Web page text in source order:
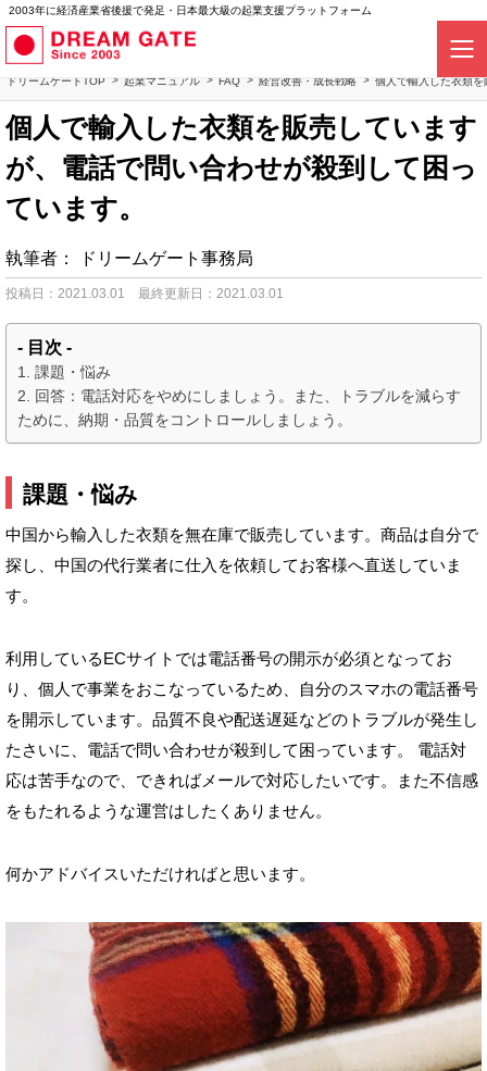
2003年に経済産業省後援で発足・日本最大級の起業支援プラットフォーム
ドリームゲートTOP 起業マニュアル FAQ 経営改善・成長戦略 個人で輸入した衣類
個人で輸入した衣類を販売しています
が、電話で問い合わせが殺到して困っ
ています。
執筆者： ドリームゲート事務局
投稿日：2021.03.01 最終更新日：2021.03.01
- 目次 -
課題・悩み
回答：電話対応をやめにしましょう。また、トラブルを減らす
ために、納期・品質をコントロールしましょう。
課題・悩み
中国から輸入した衣類を無在庫で販売しています。商品は自分で
探し、中国の代行業者に仕入を依頼してお客様へ直送していま
す。
利用しているECサイトでは電話番号の開示が必須となってお
り、個人で事業をおこなっているため、自分のスマホの電話番号
を開示しています。品質不良や配送遅延などのトラブルが発生し
たさいに、電話で問い合わせが殺到して困っています。 電話対
応は苦手なので、できればメールで対応したいです。また不信感
をもたれるような運営はしたくありません。
何かアドバイスいただければと思います。